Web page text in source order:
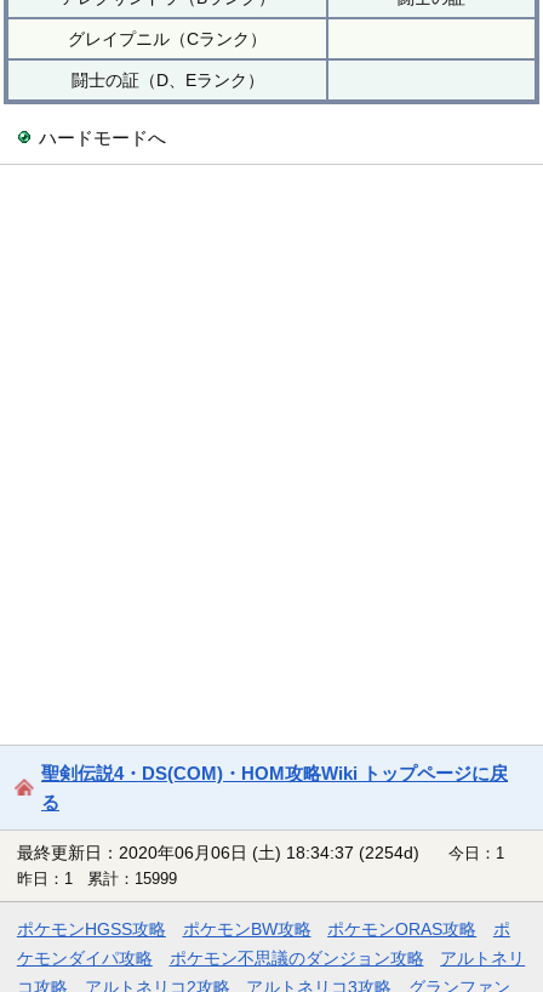
グレイプニル（Cランク）
闘士の証（D、Eランク）
ハードモードへ
聖剣伝説4・DS(COM)・HOM攻略Wiki トップページに戻
る
最終更新日：2020年06月06日 (土) 18:34:37 (2254d)
今日：1
昨日：1 累計：15999
ポケモンHGSS攻略 ポケモンBW攻略 ポケモンORAS攻略
ポ
ケモンダイパ攻略
ポケモン不思議のダンジョン攻略
アルトネリ
コ攻略
アルトネリコ2攻略 アルトネリコ3攻略 グランファン